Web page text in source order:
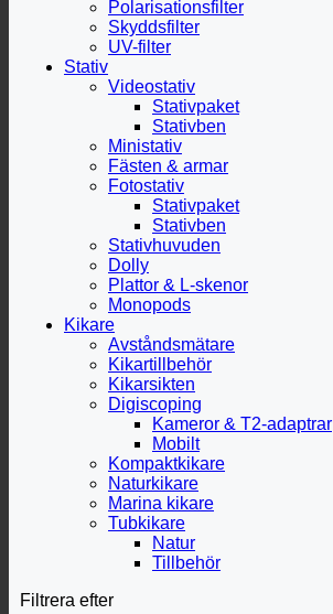
Polarisationsfilter
Skyddsfilter
UV-filter
Stativ
Videostativ
Stativpaket
Stativben
Ministativ
Fästen & armar
Fotostativ
Stativpaket
Stativben
Stativhuvuden
Dolly
Plattor & L-skenor
Monopods
Kikare
Avståndsmätare
Kikartillbehör
Kikarsikten
Digiscoping
Kameror & T2-adaptrar
Mobilt
Kompaktkikare
Naturkikare
Marina kikare
Tubkikare
Natur
Tillbehör
Filtrera efter